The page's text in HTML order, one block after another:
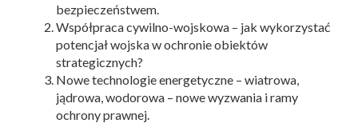
bezpieczeństwem.
Współpraca cywilno-wojskowa – jak wykorzystać
potencjał wojska w ochronie obiektów
strategicznych?
Nowe technologie energetyczne – wiatrowa,
jądrowa, wodorowa – nowe wyzwania i ramy
ochrony prawnej.